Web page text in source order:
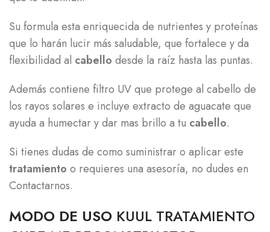
Su formula esta enriquecida de nutrientes y proteínas
que lo harán lucir más saludable, que fortalece y da
flexibilidad al cabello desde la raíz hasta las puntas.
Además contiene filtro UV que protege al cabello de
los rayos solares e incluye extracto de aguacate que
ayuda a humectar y dar mas brillo a tu cabello.
Si tienes dudas de como suministrar o aplicar este
tratamiento o requieres una asesoría, no dudes en
Contactarnos.
MODO DE USO KUUL TRATAMIENTO